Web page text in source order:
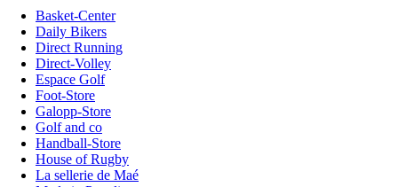
Basket-Center
Daily Bikers
Direct Running
Direct-Volley
Espace Golf
Foot-Store
Galopp-Store
Golf and co
Handball-Store
House of Rugby
La sellerie de Maé